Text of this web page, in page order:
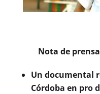
Nota de
Un documental
Córdoba en pro